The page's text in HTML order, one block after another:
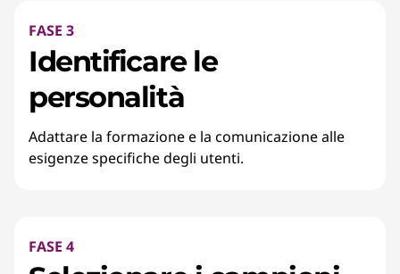
FASE 3
Identificare le
personalità
Adattare la formazione e la comunicazione alle
esigenze specifiche degli utenti.
FASE 4